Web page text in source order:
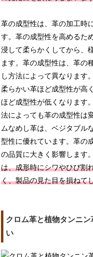
革の成型性は、革の加工時
す。革の成型性を高めるた
浸して柔らかくしてから、
ます。革の成型性は、革の
し方法によって異なります
柔らかい革ほど成型性が高
ほど成型性が低くなります
法によっても革の成型性は
ムなめし革は、ベジタブル
型性に優れています。革の
の品質に大きく影響します
は、成形時にシワやひび割
く、製品の見た目を損ねて
クロム革と植物タンニ
い